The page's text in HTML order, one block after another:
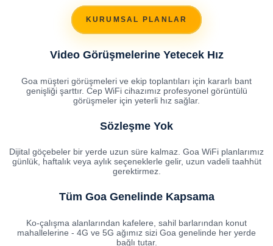
KURUMSAL PLANLAR
Video Görüşmelerine Yetecek Hız
Goa müşteri görüşmeleri ve ekip toplantıları için kararlı bant
genişliği şarttır. Cep WiFi cihazımız profesyonel görüntülü
görüşmeler için yeterli hız sağlar.
Sözleşme Yok
Dijital göçebeler bir yerde uzun süre kalmaz. Goa WiFi planlarımız
günlük, haftalık veya aylık seçeneklerle gelir, uzun vadeli taahhüt
gerektirmez.
Tüm Goa Genelinde Kapsama
Ko-çalışma alanlarından kafelere, sahil barlarından konut
mahallelerine - 4G ve 5G ağımız sizi Goa genelinde her yerde
bağlı tutar.